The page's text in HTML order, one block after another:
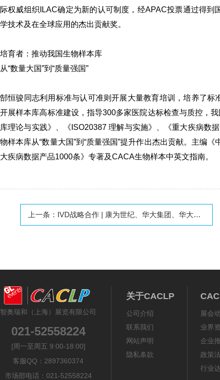
际权威组织ILAC确定为新的认可制度，经APAC投票通过得
学技术及在全球应用的杰出贡献奖。
培育者：推动我国生物样本库
从“数量大国”到“质量强国”
郜恒骏同志利用标准与认可准则开展大量教育培训，培养了
开展样本库高标准建设，指导300多家医院达标检查与质控，
库理论与实践》、《ISO20387 理解与实施》、《重大疾病数
物样本库从“数量大国”到“质量强国”提升作出杰出贡献。主编
大疾病数据产品1000条》专著及CACA生物样本中英文指南。
上一条： IVD战略合作 | 康为世纪、华大集团、华大智造、东方基因、诺唯赞、海尔施、金域、赛纳等
智奥瑞和（上海）展览有限公司
021-52558224
[周一至周五 9:00-18:00]
客服QQ：2897360374
市场部电话：021-52558224
关于CACLP
公司介绍
联系我们
网站声明
隐私条款
展会
业界
企业
政策
行业